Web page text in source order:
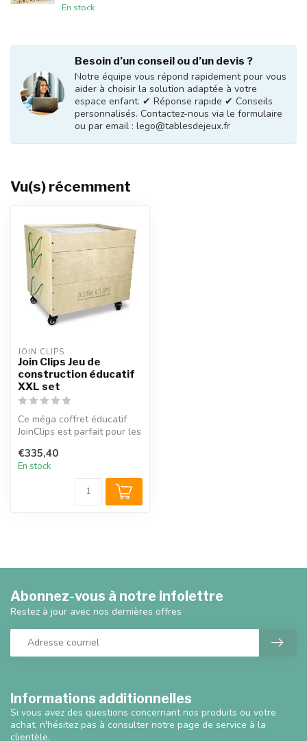
En stock
Besoin d’un conseil ou d’un devis ?
Notre équipe vous répond rapidement pour vous
aider à choisir la solution adaptée à votre
espace enfant. ✔ Réponse rapide ✔ Conseils
personnalisés. Contactez-nous via le formulaire
ou par email : lego@tablesdejeux.fr
Vu(s) récemment
JOIN CLIPS
Join Clips Jeu de
construction éducatif
XXL set
Ce méga coffret éducatif
JoinClips est parfait pour les
€335,40
En stock
Informations additionnelles
Si vous avez des questions concernant nos produits ou votre
achat, n'hésitez pas à consulter notre page de service à la
clientèle.
Abonnez-vous à notre infolettre
Restez à jour avec nos dernières offres